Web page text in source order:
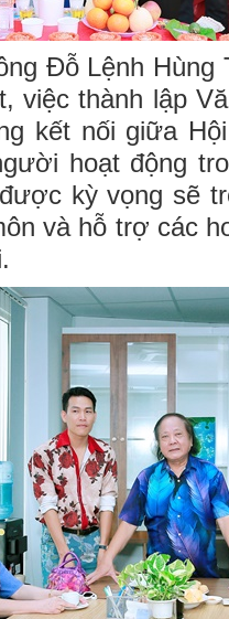
Đỗ Lệnh
việc thành lập
kết nối giữa
hoạt động
kỳ vọng sẽ
và hỗ trợ các